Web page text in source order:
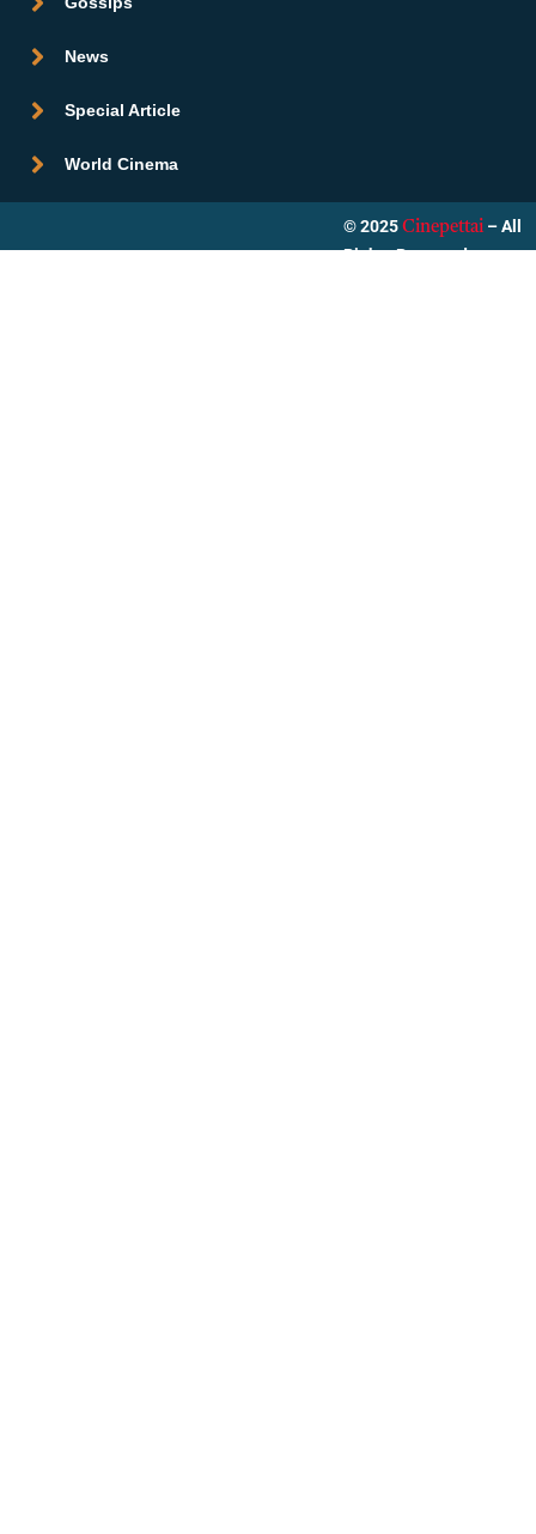
News
Special Article
World Cinema
© 2025 Cinepettai – All
Rights Reserved